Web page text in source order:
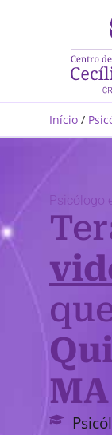
Início /
Psicólogo
MA